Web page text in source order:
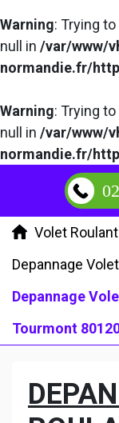
Warning: Trying
null in /var/www/
normandie.fr/
Warning: Trying
null in /var/www/
normandie.fr/
Volet Roulant
Depannage
Depannage
Tourmont